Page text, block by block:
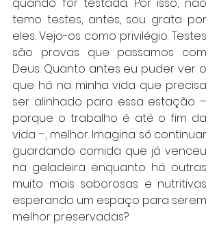
temo testes, antes, sou grata por
eles. Vejo-os como privilégio. Testes
são provas que passamos com
Deus. Quanto antes eu puder ver o
que há na minha vida que precisa
ser alinhado para essa estação –
porque o trabalho é até o fim da
vida –, melhor. Imagina só continuar
guardando comida que já venceu
na geladeira enquanto há outras
muito mais saborosas e nutritivas
esperando um espaço para serem
melhor preservadas?